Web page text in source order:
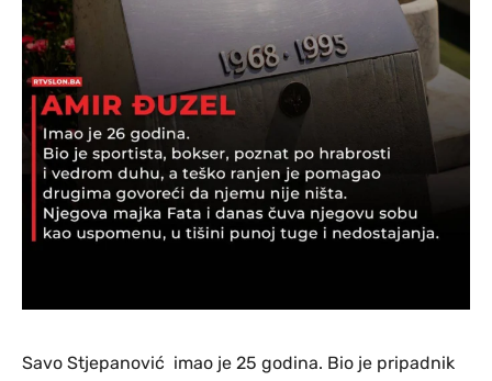
Savo Stjepanović imao je 25 godina. Bio je pripadnik